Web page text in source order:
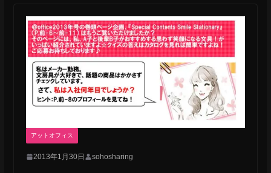
アットオフィス
2013年1月30日 sohosharing